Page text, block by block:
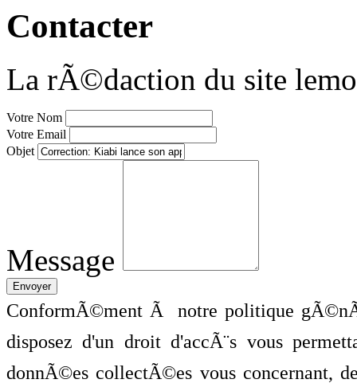
Contacter
La rÃ©daction du site
Votre Nom
Votre Email
Objet
Message
ConformÃ©ment Ã notre politique
disposez d'un droit d'accÃ¨s vous
donnÃ©es collectÃ©es vous concernant,